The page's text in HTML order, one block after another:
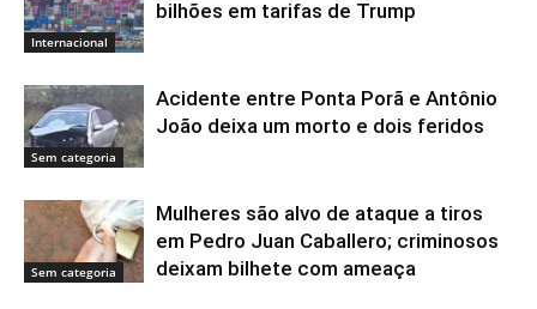
Internacional
bilhões em tarifas de Trump
Sem categoria
Acidente entre Ponta Porã e Antônio
João deixa um morto e dois feridos
Sem categoria
Mulheres são alvo de ataque a tiros
em Pedro Juan Caballero; criminosos
deixam bilhete com ameaça